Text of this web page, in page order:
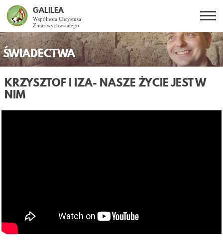
GALILEA
Wspólnota Chrystusa
Zmartwychwstałego
PL EN BG
Szukaj
KONTAKT
ŚWIADECTWA
KRZYSZTOF I IZA- NASZE ŻYCIE JEST W
NIM